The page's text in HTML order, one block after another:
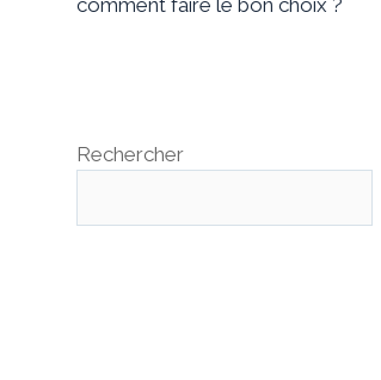
comment faire le bon choix ?
Rechercher